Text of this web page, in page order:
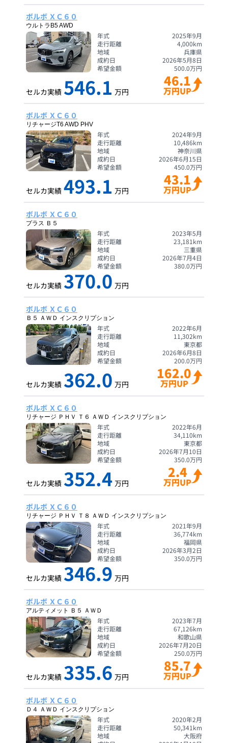
ボルボ ＸＣ６０
ウルトラB5 AWD
年式
2025年9月
走行距離
4,000km
地域
兵庫県
成約日
2026年5月8日
希望金額
500.0万円
セルカ実績 546.1 万円
46.1
万円UP
ボルボ ＸＣ６０
リチャージT6 AWD PHV
年式
2024年9月
走行距離
10,486km
地域
神奈川県
成約日
2026年6月15日
希望金額
450.0万円
セルカ実績 493.1 万円
43.1
万円UP
ボルボ ＸＣ６０
プラス Ｂ５
年式
2023年5月
走行距離
23,181 km
地域
三重県
成約日
2026年7月4日
希望金額
380.0万円
セルカ実績 370.0 万円
ボルボ ＸＣ６０
Ｂ５ ＡＷＤ インスクリプション
年式
2022年6月
走行距離
11,302km
地域
東京都
成約日
2026年6月8日
希望金額
200.0万円
セルカ実績 362.0 万円
162.0
万円UP
ボルボ ＸＣ６０
リチャージ ＰＨＶ Ｔ６ ＡＷＤ インスクリプション
年式
2022年6月
走行距離
34,110km
地域
東京都
成約日
2026年7月10日
希望金額
350.0万円
セルカ実績 352.4 万円
2.4
万円UP
ボルボ ＸＣ６０
リチャージ ＰＨＶ Ｔ８ ＡＷＤ インスクリプション
年式
2021年9月
走行距離
36,774km
地域
福岡県
成約日
2026年3月2日
希望金額
350.0万円
セルカ実績 346.9 万円
ボルボ ＸＣ６０
アルティメット Ｂ５ ＡＷＤ
年式
2023年7月
走行距離
67,126km
地域
和歌山県
成約日
2026年7月20日
希望金額
250.0万円
セルカ実績 335.6 万円
85.7
万円UP
ボルボ ＸＣ６０
Ｄ４ ＡＷＤ インスクリプション
年式
2020年2月
走行距離
50,341 km
地域
大阪府